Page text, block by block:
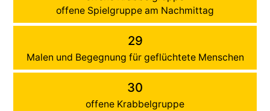
offene Spielgruppe am Nachmittag
29
Malen und Begegnung für geflüchtete Menschen
30
offene Krabbelgruppe